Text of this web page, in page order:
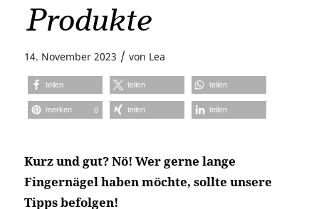
Produkte
14. November 2023 / von Lea
teilen teilen teilen
merken 0 teilen teilen
Kurz und gut? Nö! Wer gerne lange
Fingernägel haben möchte, sollte unsere
Tipps befolgen!